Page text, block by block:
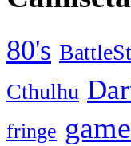
80's
Cthulhu
fringe